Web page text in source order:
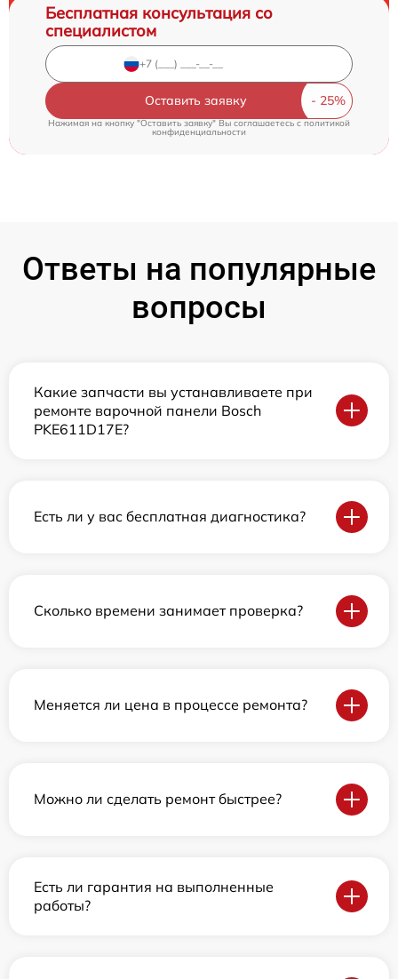
Бесплатная консультация со
специалистом
Оставить заявку
Нажимая на кнопку "Оставить заявку" Вы соглашаетесь cполитикой
конфиденциальности
Ответы на популярные
вопросы
Какие запчасти вы устанавливаете при
ремонте варочной панели Bosch
PKE611D17E?
Есть ли у вас бесплатная диагностика?
Сколько времени занимает проверка?
Меняется ли цена в процессе ремонта?
Можно ли сделать ремонт быстрее?
Есть ли гарантия на выполненные
работы?